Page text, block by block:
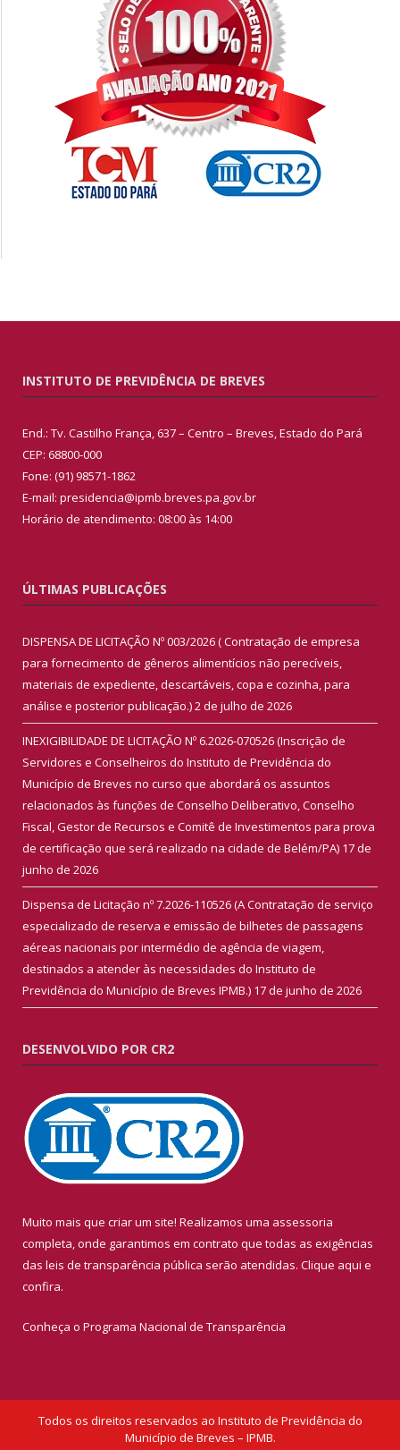
INSTITUTO DE PREVIDÊNCIA DE BREVES
End.: Tv. Castilho França, 637 – Centro – Breves, Estado do Pará
CEP: 68800-000
Fone: (91) 98571-1862
E-mail: presidencia@ipmb.breves.pa.gov.br
Horário de atendimento: 08:00 às 14:00
ÚLTIMAS PUBLICAÇÕES
DISPENSA DE LICITAÇÃO Nº 003/2026 ( Contratação de empresa
para fornecimento de gêneros alimentícios não perecíveis,
materiais de expediente, descartáveis, copa e cozinha, para
análise e posterior publicação.)2 de julho de 2026
INEXIGIBILIDADE DE LICITAÇÃO Nº 6.2026-070526 (Inscrição de
Servidores e Conselheiros do Instituto de Previdência do
Município de Breves no curso que abordará os assuntos
relacionados às funções de Conselho Deliberativo, Conselho
Fiscal, Gestor de Recursos e Comitê de Investimentos para prova
de certificação que será realizado na cidade de Belém/PA) 17 de
junho de 2026
Dispensa de Licitação nº 7.2026-110526 (A Contratação de serviço
especializado de reserva e emissão de bilhetes de passagens
aéreas nacionais por intermédio de agência de viagem,
destinados a atender às necessidades do Instituto de
Previdência do Município de Breves IPMB.) 17 de junho de 2026
DESENVOLVIDO POR CR2
Muito mais que criar um site! Realizamos uma assessoria
completa, onde garantimos em contrato que todas as exigências
das leis de transparência pública serão atendidas. Clique aqui e
confira.
Conheça o Programa Nacional de Transparência
Todos os direitos reservados ao Instituto de Previdência do
Município de Breves – IPMB.